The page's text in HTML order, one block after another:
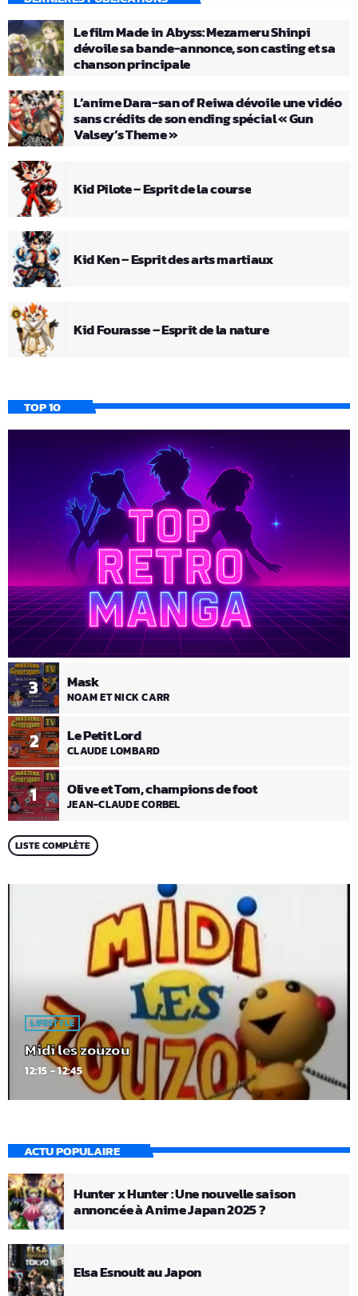
Le film Made in Abyss: Mezameru Shinpi
dévoile sa bande-annonce, son casting et sa
chanson principale
L’anime Dara-san of Reiwa dévoile une vidéo
sans crédits de son ending spécial « Gun
Valsey’s Theme »
Kid Pilote – Esprit de la course
Kid Ken – Esprit des arts martiaux
Kid Fourasse – Esprit de la nature
TOP 10
1 Olive et Tom, champions de foot
JEAN-CLAUDE CORBEL
2 Le Petit Lord
CLAUDE LOMBARD
3 Mask
NOAM ET NICK CARR
LISTE COMPLÈTE
LIFESTYLE
Midi les zouzou
12:15 - 12:45
ACTU POPULAIRE
Hunter x Hunter : Une nouvelle saison
annoncée à Anime Japan 2025 ?
Elsa Esnoult au Japon